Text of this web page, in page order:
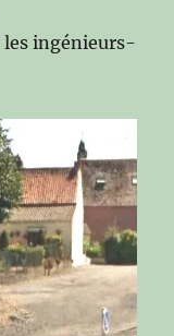
les ingénieurs-